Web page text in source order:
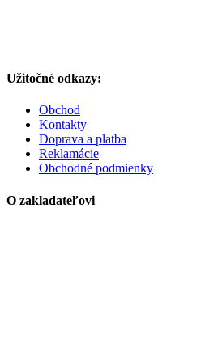
Užitočné odkazy:
Obchod
Kontakty
Doprava a platba
Reklamácie
Obchodné podmienky
O zakladateľovi